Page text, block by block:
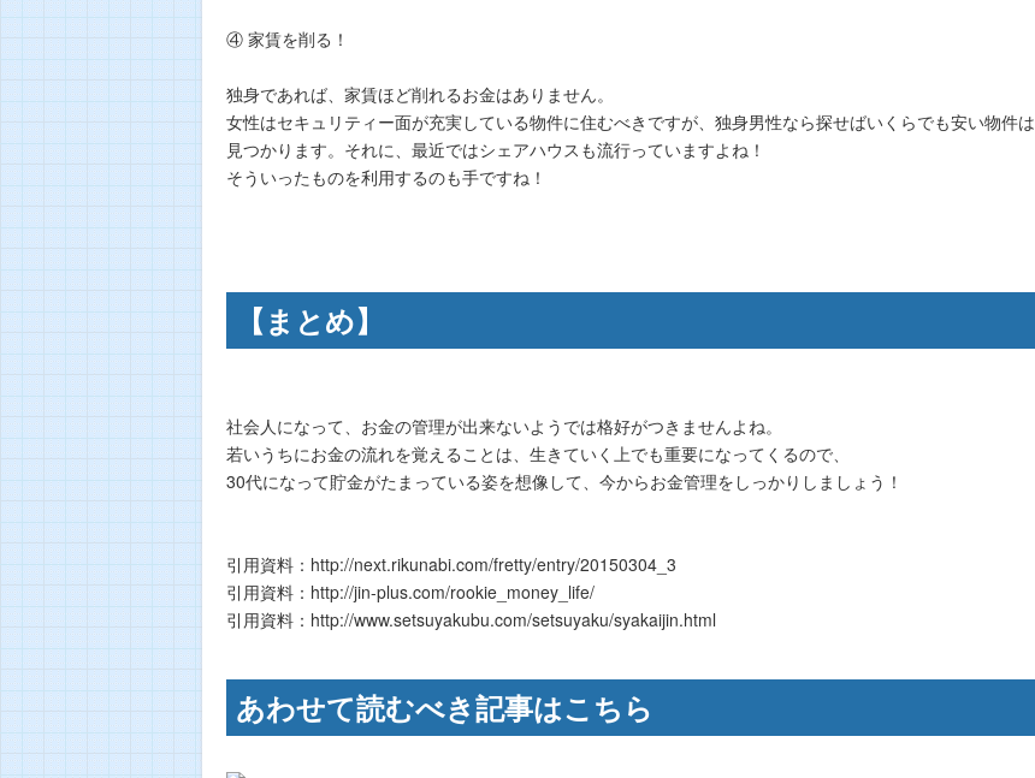
④ 家賃を削る！
独身であれば、家賃ほど削れるお金はありません。
女性はセキュリティー面が充実している物件に住むべきですが、独身男性なら探せばいくらでも安い物件は
見つかります。それに、最近ではシェアハウスも流行っていますよね！
そういったものを利用するのも手ですね！
【まとめ】
社会人になって、お金の管理が出来ないようでは格好がつきませんよね。
若いうちにお金の流れを覚えることは、生きていく上でも重要になってくるので、
30代になって貯金がたまっている姿を想像して、今からお金管理をしっかりしましょう！
引用資料：http://next.rikunabi.com/fretty/entry/20150304_3
引用資料：http://jin-plus.com/rookie_money_life/
引用資料：http://www.setsuyakubu.com/setsuyaku/syakaijin.html
あわせて読むべき記事はこちら